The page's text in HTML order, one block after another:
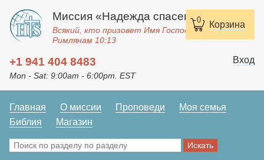
0 Корзина
Миссия «Надежда спасения»
Всякий, кто призовет Имя Господне, спасется.
Римлянам 10:13
+1 941 404 8483
Mon - Sat: 9:00am - 6:00pm. EST
Вход
Главная О миссии Проповеди
Моя семья
Библия
Магазин